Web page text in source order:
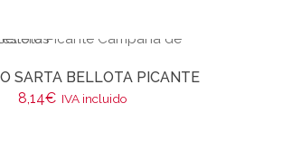
SARTA BELLOTA PICANTE
8,14€ IVA incluido